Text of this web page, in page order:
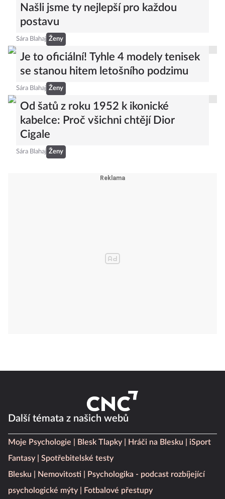
Našli jsme ty nejlepší pro každou
postavu
Sára Blahaj Ženy
Je to oficiální! Tyhle 4 modely tenisek
se stanou hitem letošního podzimu
Sára Blahaj Ženy
Od šatů z roku 1952 k ikonické
kabelce: Proč všichni chtějí Dior
Cigale
Sára Blahaj Ženy
Další témata z našich webů
Moje Psychologie Blesk Tlapky Hráči na Blesku
iSport
Fantasy
Spotřebitelské testy
Blesku
Nemovitosti
Psychologika - podcast rozbíjející
psychologické mýty
Fotbalové přestupy